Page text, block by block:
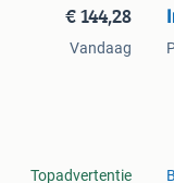
€ 144,28
Vandaag
Topadvertentie